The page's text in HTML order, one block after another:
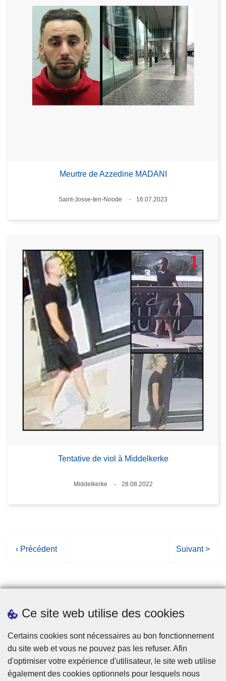
Ce site web utilise des cookies
Certains cookies sont nécessaires au bon fonctionnement
du site web et vous ne pouvez pas les refuser. Afin
d'optimiser votre expérience d'utilisateur, le site web utilise
également des cookies optionnels pour lesquels nous
Meurtre de Azzedine MADANI
Lieux
Saint-Josse-ten-Noode
16.07.2023
Tentative de viol à Middelkerke
Lieux
Middelkerke
28.08.2022
P
e
r
c
é
d
e
‹ Précédent
P
e
u
v
a
n
t
Suivant >
Statistiques